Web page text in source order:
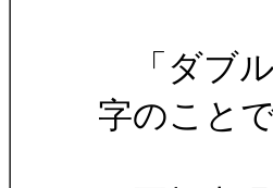
「ダブル
字のことで